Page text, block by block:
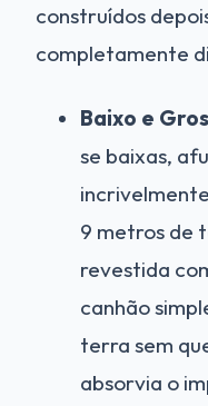
construídos
completamente
Baixo e
se baixas,
9 metros de
revestida
canhão
terra sem
absorvia o